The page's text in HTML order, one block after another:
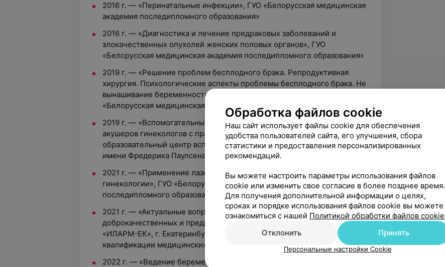
2016 г. — «Перинатальные инфекции», ГУО «Белорусская медицинская
академия последипломного образования»
2016 г. — «Диагностика и лечение предраковых заболеваний и
злокачественных опухолей женских половых органов», ГУО
«Белорусская медицинская академия последипломного образования»
2019 г. — «Решение проблем бесплодного брака. Репродуктивная
хирургия. Психологические аспекты проблемы бесплодного брака. Не
вынашивание беременности, ведение беременности после ВРТ.», ГУО
«Белорусская медицинская академия последипломного образования»
2019 г. — «Вспомогательные репродуктивные технологии для
акушеров гинекологов с практическим курсом», Научно-
образовательный центр вспомогательных репродуктивных технологий
имени Фредерика Паулсена, г. Москва
2021 г. — «Применение лазерного излучения в акушерстве и
гинекологии», ГУО «Белорусская медицинская академия
последипломного образования»
2021 г. — «Актуальные вопросы диагностики и лечения
доброкачественных и предраковых заболеваний шейки матки», ООО
«ИЛАРМ-ЕК», г. Екатеринбург Учебный центр профессиональной
квалификации медицинских работников
2022 г. — «Ведение беременности и родоразрешение женщин с
Обработка файлов cookie
Наш сайт использует файлы cookie для обеспечения
удобства пользователей сайта, его улучшения, сбора
статистики и предоставления персонализированных
рекомендаций.
Вы можете настроить параметры использования файлов
cookie или изменить свое согласие в более позднее время.
Для получения дополнительной информации о целях,
сроках и порядке использования файлов cookie вы можете
ознакомиться с нашей Политикой обработки файлов cookie
Отклонить
Принять
Персональные настройки Cookie